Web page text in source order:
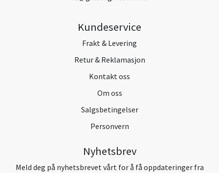
Kundeservice
Frakt & Levering
Retur & Reklamasjon
Kontakt oss
Om oss
Salgsbetingelser
Personvern
Nyhetsbrev
Meld deg på nyhetsbrevet vårt for å få oppdateringer fra